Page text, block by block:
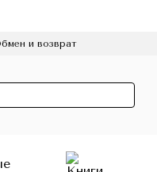
и возврат